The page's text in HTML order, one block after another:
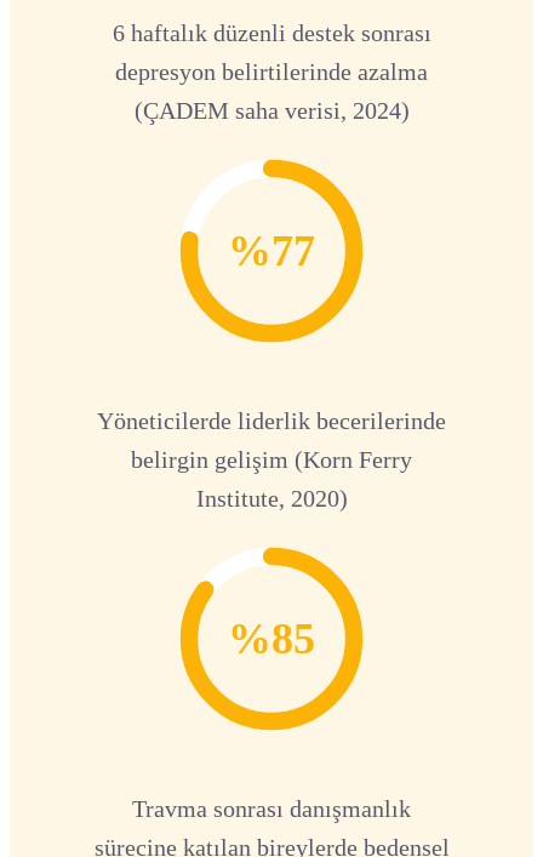
6 haftalık düzenli destek sonrası
depresyon belirtilerinde azalma
(ÇADEM saha verisi, 2024)
%77
Yöneticilerde liderlik becerilerinde
belirgin gelişim (Korn Ferry
Institute, 2020)
%85
Travma sonrası danışmanlık
sürecine katılan bireylerde bedensel